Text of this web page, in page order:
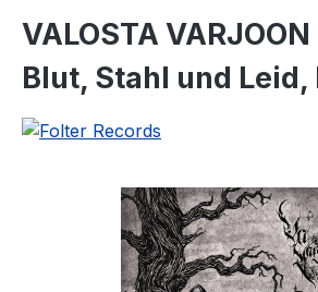
VALOSTA
Blut, Stahl und Leid,
Bildergalerie überspringen